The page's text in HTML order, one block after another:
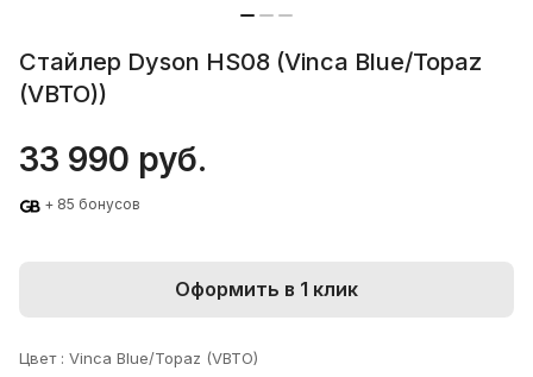
Стайлер Dyson HS08 (Vinca Blue/Topaz
(VBTO))
33 990 руб.
+ 85 бонусов
Оформить в 1 клик
Цвет : Vinca Blue/Topaz (VBTO)